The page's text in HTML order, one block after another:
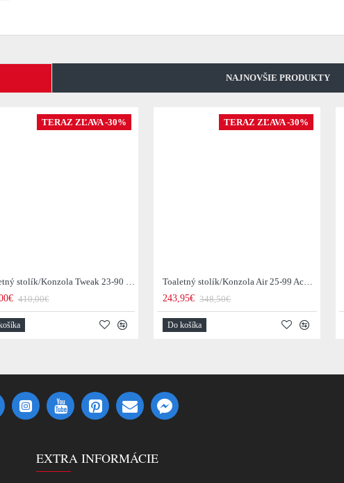
NAJNOVŠIE PRODUKTY
TERAZ ZĽAVA -30%
Toaletný stolík/Konzola Tweak 23-90 Mango drevo
410,00€
TERAZ ZĽAVA -30%
Toaletný stolík/Konzola Air 25-99 Acacia drevo
243,95€ 348,50€
Do košíka
EXTRA INFORMÁCIE